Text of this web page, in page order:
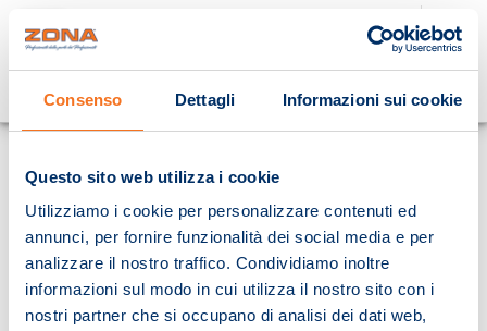
Consenso Dettagli Informazioni sui cookie
Questo sito web utilizza i cookie
Utilizziamo i cookie per personalizzare contenuti ed
annunci, per fornire funzionalità dei social media e per
analizzare il nostro traffico. Condividiamo inoltre
informazioni sul modo in cui utilizza il nostro sito con i
nostri partner che si occupano di analisi dei dati web,
Cosa stai cercando?